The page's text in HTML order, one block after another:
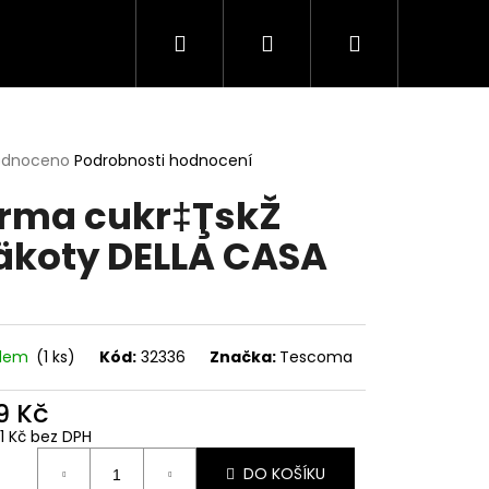
Hledat PřihlášeníNákupní
Podrobnosti hodnocení
cukr‡ŢskŽ
DELLA CASA
(1 ks) Kód: 32336 Značka: Tescoma
Kč
Kč bez DPH
DO KOŠÍKU